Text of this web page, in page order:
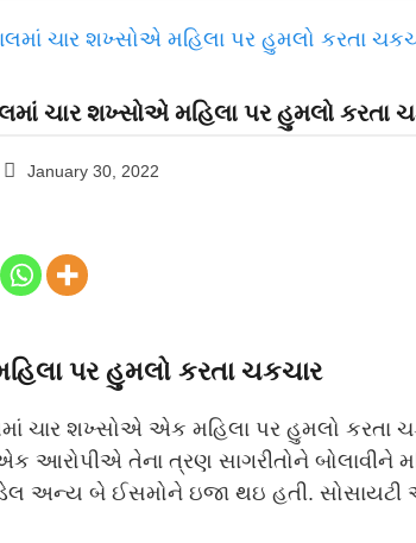
ચાર શખ્સોએ મહિલા પર હુમલો કરતા
January 30, 2022
પર હુમલો કરતા ચકચાર
ચાર શખ્સોએ એક મહિલા પર હુમલો કરતા
આરોપીએ તેના ત્રણ સાગરીતોને બોલાવીને
અન્ય બે ઈસમોને ઇજા થઇ હતી.